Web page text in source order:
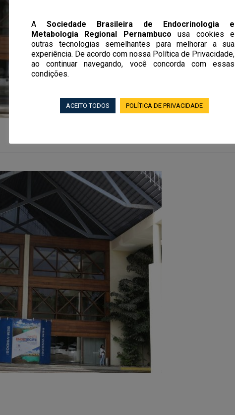
A Sociedade Brasileira de Endocrinologia e
Metabologia Regional Pernambuco usa cookies e
outras tecnologias semelhantes para melhorar a sua
experiência. De acordo com nossa Política de Privacidade,
ao continuar navegando, você concorda com essas
condições.
ACEITO TODOS POLÍTICA DE PRIVACIDADE